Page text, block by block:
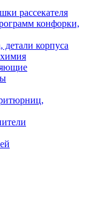
рассекателя
конфорки,
детали корпуса